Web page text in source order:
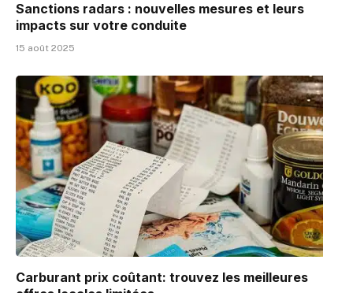
Sanctions radars : nouvelles mesures et leurs
impacts sur votre conduite
15 août 2025
Carburant prix coûtant: trouvez les meilleures